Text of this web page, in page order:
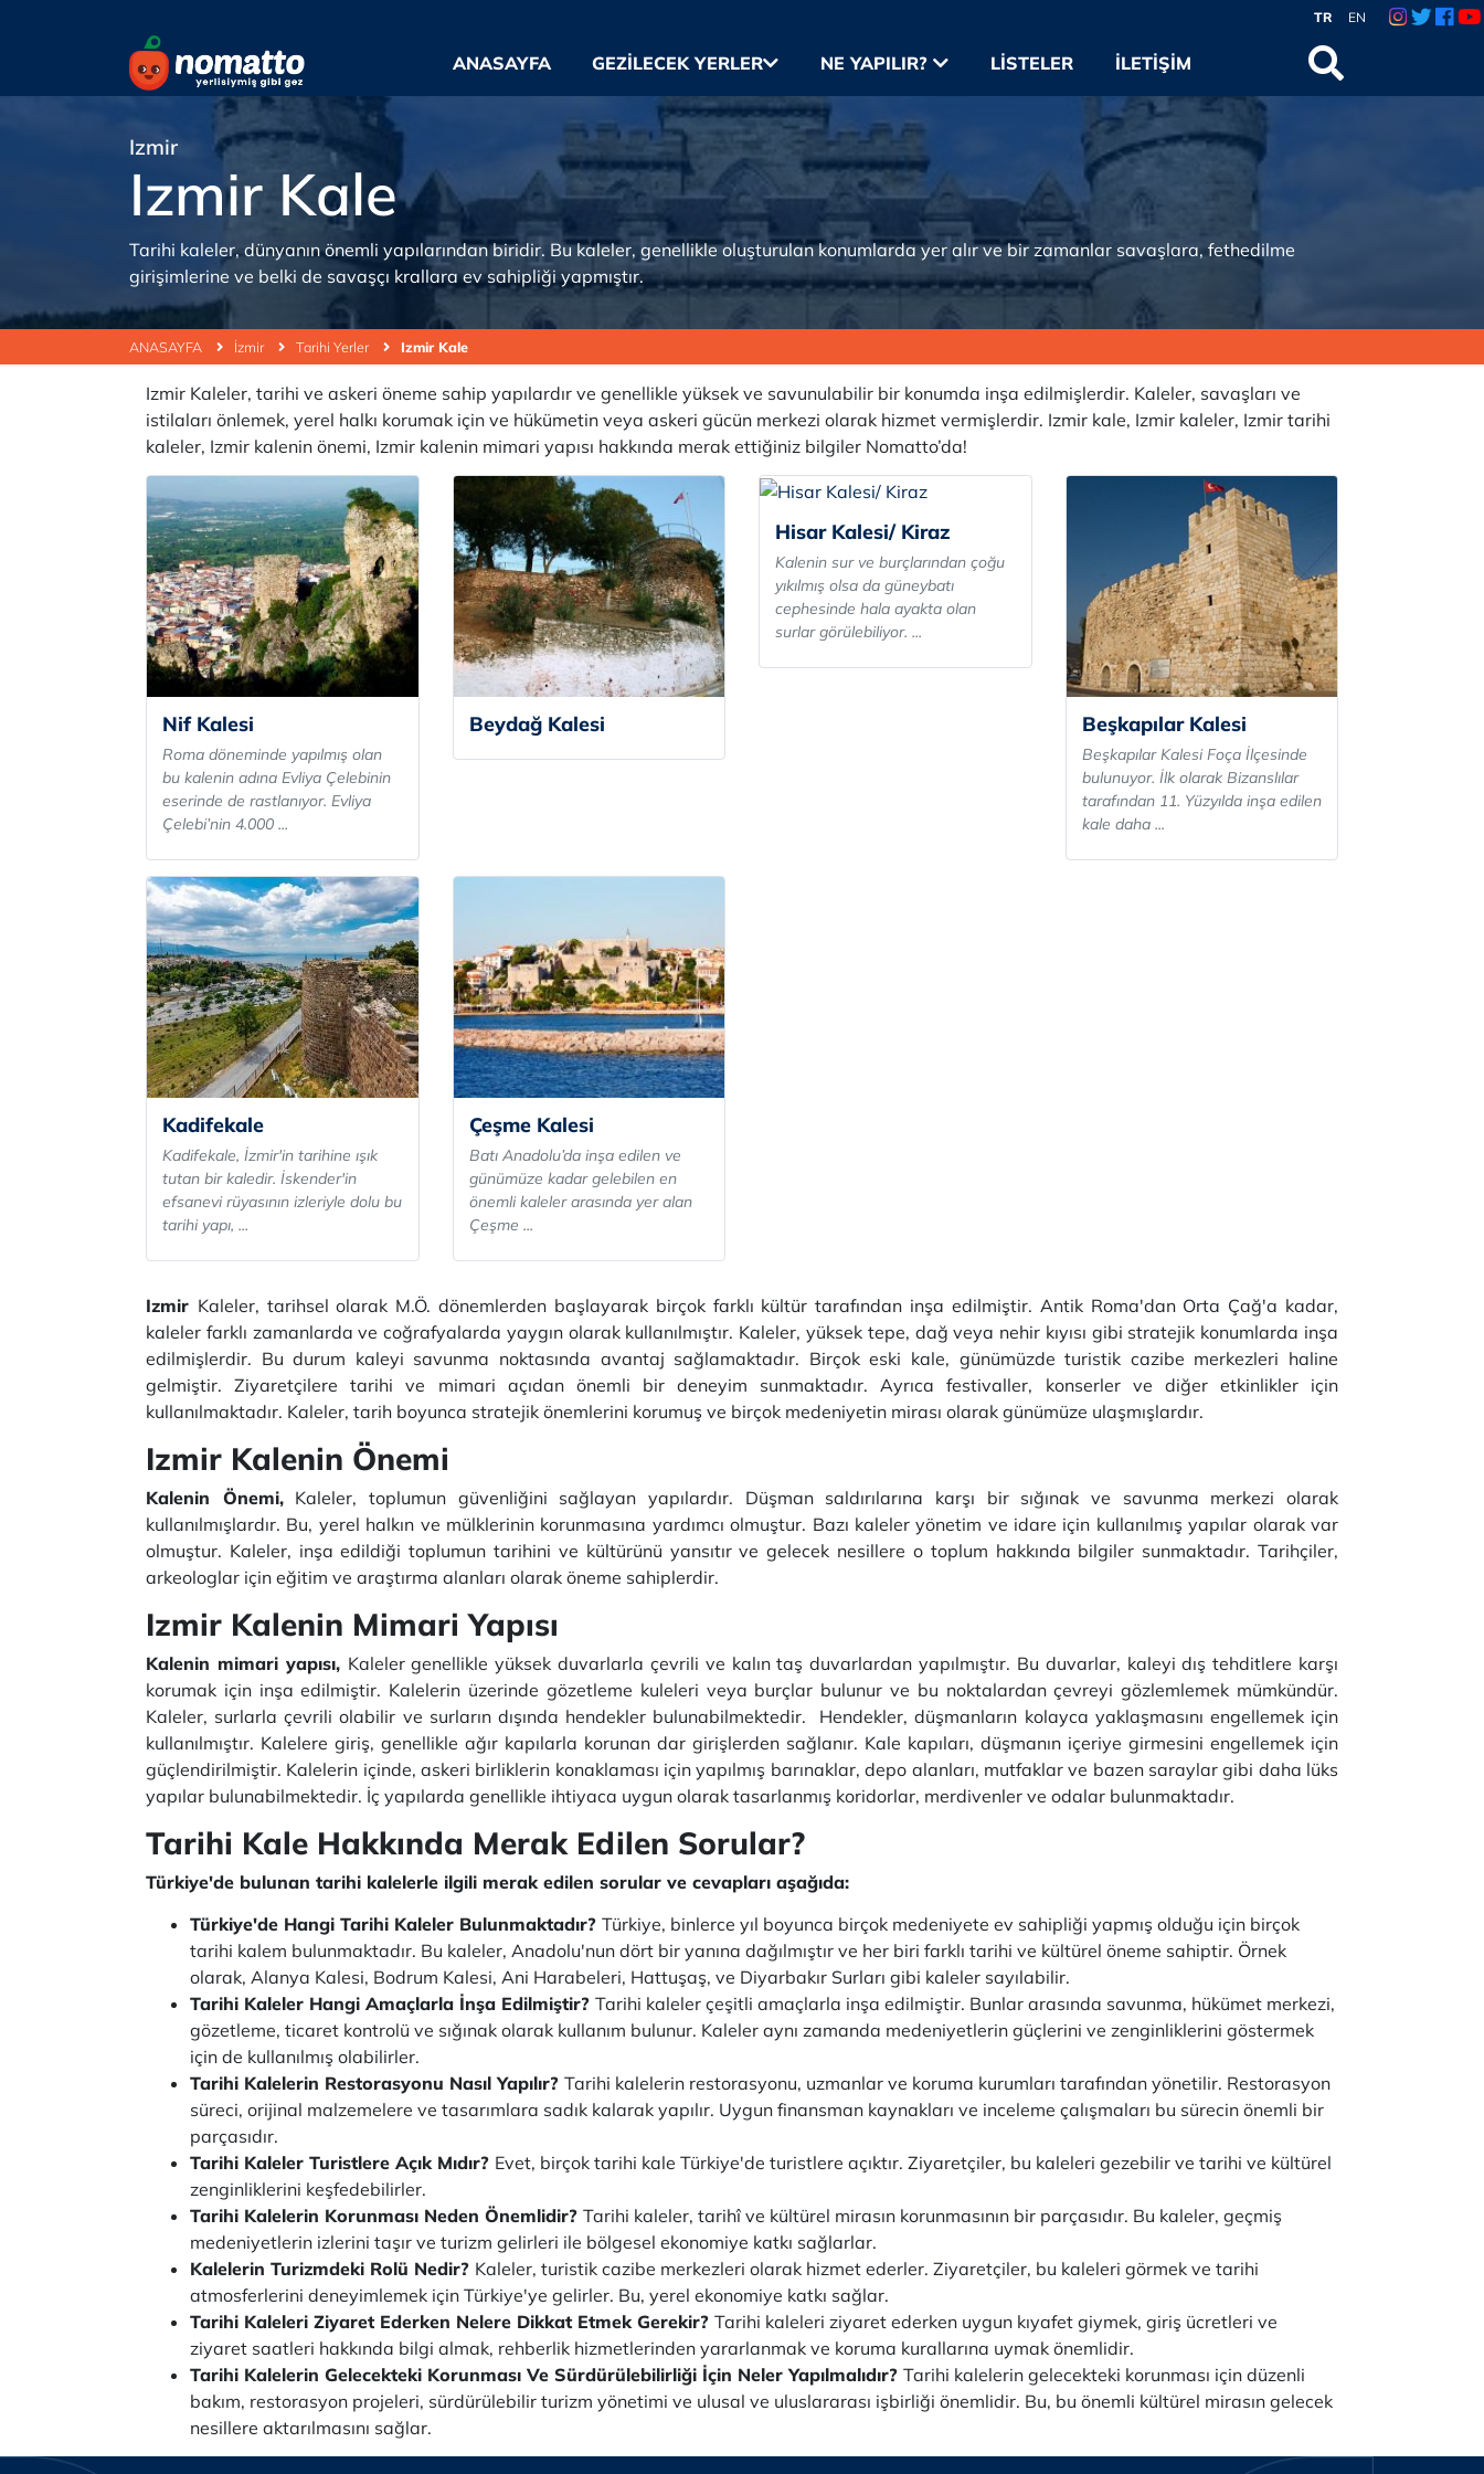
TR EN
ANASAYFA GEZILECEK YERLER NE YAPILIR? LISTELER İLETIŞIM
ANASAYFA İzmir Tarihi Yerler Izmir Kale
Izmir
Izmir Kale
Tarihi kaleler, dünyanın önemli yapılarından biridir. Bu kaleler, genellikle oluşturulan konumlarda yer alır ve bir zamanlar savaşlara, fethedilme
girişimlerine ve belki de savaşçı krallara ev sahipliği yapmıştır.
Izmir Kaleler, tarihi ve askeri öneme sahip yapılardır ve genellikle yüksek ve savunulabilir bir konumda inşa edilmişlerdir. Kaleler, savaşları ve
istilaları önlemek, yerel halkı korumak için ve hükümetin veya askeri gücün merkezi olarak hizmet vermişlerdir. Izmir kale, Izmir kaleler, Izmir tarihi
kaleler, Izmir kalenin önemi, Izmir kalenin mimari yapısı hakkında merak ettiğiniz bilgiler Nomatto’da!
Nif Kalesi
Roma döneminde yapılmış olan
bu kalenin adına Evliya Çelebinin
eserinde de rastlanıyor. Evliya
Çelebi’nin 4.000 ...
Beydağ Kalesi
Hisar Kalesi/ Kiraz
Kalenin sur ve burçlarından çoğu
yıkılmış olsa da güneybatı
cephesinde hala ayakta olan
surlar görülebiliyor. ...
Beşkapılar Kalesi
Beşkapılar Kalesi Foça İlçesinde
bulunuyor. İlk olarak Bizanslılar
tarafından 11. Yüzyılda inşa edilen
kale daha ...
Kadifekale
Kadifekale, İzmir'in tarihine ışık
tutan bir kaledir. İskender'in
efsanevi rüyasının izleriyle dolu bu
tarihi yapı, ...
Çeşme Kalesi
Batı Anadolu’da inşa edilen ve
günümüze kadar gelebilen en
önemli kaleler arasında yer alan
Çeşme ...
Izmir Kaleler, tarihsel olarak M.Ö. dönemlerden başlayarak birçok farklı kültür tarafından inşa edilmiştir. Antik Roma'dan Orta Çağ'a kadar,
kaleler farklı zamanlarda ve coğrafyalarda yaygın olarak kullanılmıştır. Kaleler, yüksek tepe, dağ veya nehir kıyısı gibi stratejik konumlarda inşa
edilmişlerdir. Bu durum kaleyi savunma noktasında avantaj sağlamaktadır. Birçok eski kale, günümüzde turistik cazibe merkezleri haline
gelmiştir. Ziyaretçilere tarihi ve mimari açıdan önemli bir deneyim sunmaktadır. Ayrıca festivaller, konserler ve diğer etkinlikler için
kullanılmaktadır. Kaleler, tarih boyunca stratejik önemlerini korumuş ve birçok medeniyetin mirası olarak günümüze ulaşmışlardır.
Izmir Kalenin Önemi
Kalenin Önemi,Kaleler, toplumun güvenliğini sağlayan yapılardır. Düşman saldırılarına karşı bir sığınak ve savunma merkezi olarak
kullanılmışlardır. Bu, yerel halkın ve mülklerinin korunmasına yardımcı olmuştur. Bazı kaleler yönetim ve idare için kullanılmış yapılar olarak var
olmuştur. Kaleler, inşa edildiği toplumun tarihini ve kültürünü yansıtır ve gelecek nesillere o toplum hakkında bilgiler sunmaktadır. Tarihçiler,
arkeologlar için eğitim ve araştırma alanları olarak öneme sahiplerdir.
Izmir Kalenin Mimari Yapısı
Kalenin mimari yapısı, Kaleler genellikle yüksek duvarlarla çevrili ve kalın taş duvarlardan yapılmıştır. Bu duvarlar, kaleyi dış tehditlere karşı
korumak için inşa edilmiştir. Kalelerin üzerinde gözetleme kuleleri veya burçlar bulunur ve bu noktalardan çevreyi gözlemlemek mümkündür.
Kaleler, surlarla çevrili olabilir ve surların dışında hendekler bulunabilmektedir. Hendekler, düşmanların kolayca yaklaşmasını engellemek için
kullanılmıştır. Kalelere giriş, genellikle ağır kapılarla korunan dar girişlerden sağlanır. Kale kapıları, düşmanın içeriye girmesini engellemek için
güçlendirilmiştir. Kalelerin içinde, askeri birliklerin konaklaması için yapılmış barınaklar, depo alanları, mutfaklar ve bazen saraylar gibi daha lüks
yapılar bulunabilmektedir. İç yapılarda genellikle ihtiyaca uygun olarak tasarlanmış koridorlar, merdivenler ve odalar bulunmaktadır.
Tarihi Kale Hakkında Merak Edilen Sorular?
Türkiye'de bulunan tarihi kalelerle ilgili merak edilen sorular ve cevapları aşağıda:
Türkiye'de Hangi Tarihi Kaleler Bulunmaktadır? Türkiye, binlerce yıl boyunca birçok medeniyete ev sahipliği yapmış olduğu için birçok
tarihi kalem bulunmaktadır. Bu kaleler, Anadolu'nun dört bir yanına dağılmıştır ve her biri farklı tarihi ve kültürel öneme sahiptir. Örnek
olarak, Alanya Kalesi, Bodrum Kalesi, Ani Harabeleri, Hattuşaş, ve Diyarbakır Surları gibi kaleler sayılabilir.
Tarihi Kaleler Hangi Amaçlarla İnşa Edilmiştir? Tarihi kaleler çeşitli amaçlarla inşa edilmiştir. Bunlar arasında savunma, hükümet merkezi,
gözetleme, ticaret kontrolü ve sığınak olarak kullanım bulunur. Kaleler aynı zamanda medeniyetlerin güçlerini ve zenginliklerini göstermek
için de kullanılmış olabilirler.
Tarihi Kalelerin Restorasyonu Nasıl Yapılır? Tarihi kalelerin restorasyonu, uzmanlar ve koruma kurumları tarafından yönetilir. Restorasyon
süreci, orijinal malzemelere ve tasarımlara sadık kalarak yapılır. Uygun finansman kaynakları ve inceleme çalışmaları bu sürecin önemli bir
parçasıdır.
Tarihi Kaleler Turistlere Açık Mıdır? Evet, birçok tarihi kale Türkiye'de turistlere açıktır. Ziyaretçiler, bu kaleleri gezebilir ve tarihi ve kültürel
zenginliklerini keşfedebilirler.
Tarihi Kalelerin Korunması Neden Önemlidir? Tarihi kaleler, tarihî ve kültürel mirasın korunmasının bir parçasıdır. Bu kaleler, geçmiş
medeniyetlerin izlerini taşır ve turizm gelirleri ile bölgesel ekonomiye katkı sağlarlar.
Kalelerin Turizmdeki Rolü Nedir? Kaleler, turistik cazibe merkezleri olarak hizmet ederler. Ziyaretçiler, bu kaleleri görmek ve tarihi
atmosferlerini deneyimlemek için Türkiye'ye gelirler. Bu, yerel ekonomiye katkı sağlar.
Tarihi Kaleleri Ziyaret Ederken Nelere Dikkat Etmek Gerekir? Tarihi kaleleri ziyaret ederken uygun kıyafet giymek, giriş ücretleri ve
ziyaret saatleri hakkında bilgi almak, rehberlik hizmetlerinden yararlanmak ve koruma kurallarına uymak önemlidir.
Tarihi Kalelerin Gelecekteki Korunması Ve Sürdürülebilirliği İçin Neler Yapılmalıdır? Tarihi kalelerin gelecekteki korunması için düzenli
bakım, restorasyon projeleri, sürdürülebilir turizm yönetimi ve ulusal ve uluslararası işbirliği önemlidir. Bu, bu önemli kültürel mirasın gelecek
nesillere aktarılmasını sağlar.